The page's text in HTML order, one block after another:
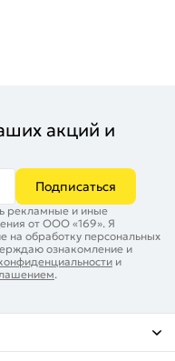
акций и
Подписаться
рекламные и иные
от ООО «169». Я
на обработку персональных
ознакомление и
и
.